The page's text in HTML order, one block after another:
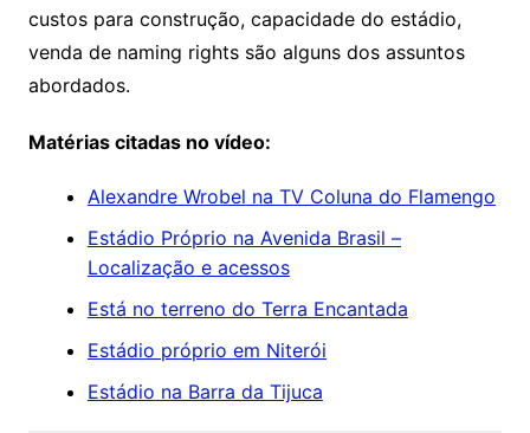
custos para construção, capacidade do estádio,
venda de naming rights são alguns dos assuntos
abordados.
Matérias citadas no vídeo:
Alexandre Wrobel na TV Coluna do Flamengo
Estádio Próprio na Avenida Brasil –
Localização e acessos
Está no terreno do Terra Encantada
Estádio próprio em Niterói
Estádio na Barra da Tijuca